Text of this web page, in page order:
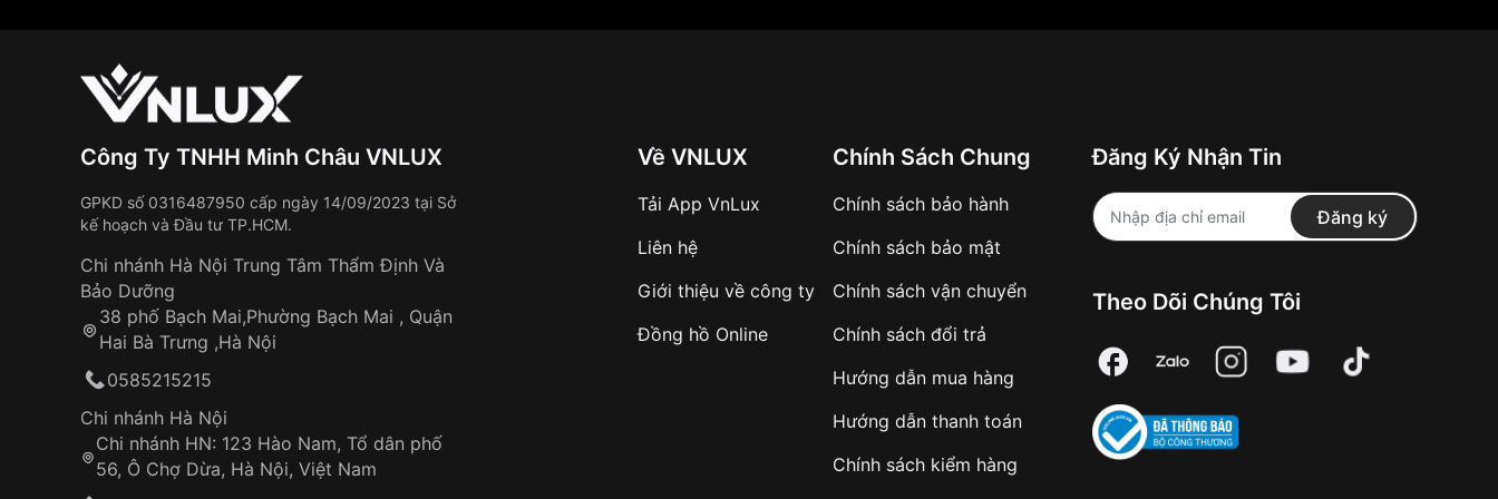
Công Ty TNHH Minh Châu VNLUX
GPKD số 0316487950 cấp ngày 14/09/2023 tại Sở
kế hoạch và Đầu tư TP.HCM.
Chi nhánh Hà Nội Trung Tâm Thẩm Định Và
Bảo Dưỡng
38 phố Bạch Mai,Phường Bạch Mai , Quận
Hai Bà Trưng ,Hà Nội
0585215215
Chi nhánh Hà Nội
Chi nhánh HN: 123 Hào Nam, Tổ dân phố
56, Ô Chợ Dừa, Hà Nội, Việt Nam
Về VNLUX
Tải App VnLux
Liên hệ
Giới thiệu về công ty
Đồng hồ Online
Chính Sách Chung
Chính sách bảo hành
Chính sách bảo mật
Chính sách vận chuyển
Chính sách đổi trả
Hướng dẫn mua hàng
Hướng dẫn thanh toán
Chính sách kiểm hàng
Đăng Ký Nhận Tin
Đăng ký
Theo Dõi Chúng Tôi